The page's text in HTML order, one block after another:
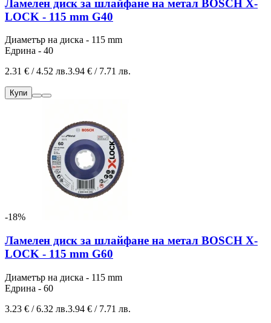
Ламелен диск за шлайфане на метал BOSCH X-
LOCK - 115 mm G40
Диаметър на диска - 115 mm
Едрина - 40
2.31 € / 4.52 лв.3.94 € / 7.71 лв.
Купи
-18%
Ламелен диск за шлайфане на метал BOSCH X-
LOCK - 115 mm G60
Диаметър на диска - 115 mm
Едрина - 60
3.23 € / 6.32 лв.3.94 € / 7.71 лв.